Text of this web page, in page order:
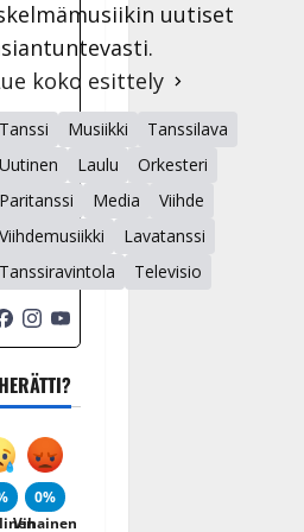
uutiset
koko esittely
Tanssi Musiikki
Tanssilava
Uutinen
Laulu
Orkesteri
Paritanssi
Media
Viihde
Viihdemusiikki
Lavatanssi
Tanssiravintola
Televisio
0%
Vihainen